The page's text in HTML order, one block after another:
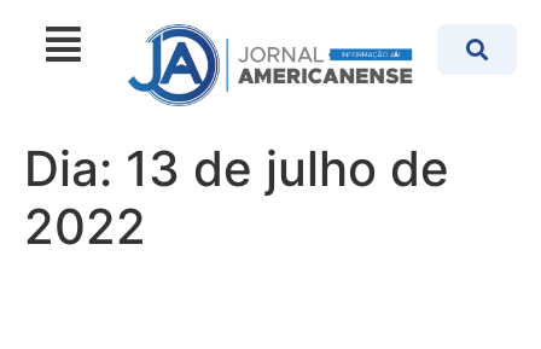
Dia: 13 de julho de
2022